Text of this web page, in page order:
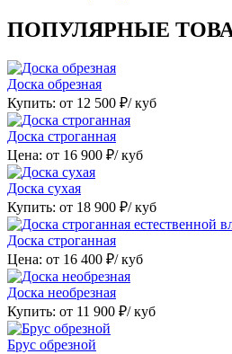
ПОПУЛЯРНЫЕ
Доска обрезная
Купить: от 12 500 ₽/ куб
Доска строганная
Цена: от 16 900 ₽/ куб
Доска сухая
Купить: от 18 900 ₽/ куб
Доска строганная
Цена: от 16 400 ₽/ куб
Доска необрезная
Купить: от 11 900 ₽/ куб
Брус обрезной